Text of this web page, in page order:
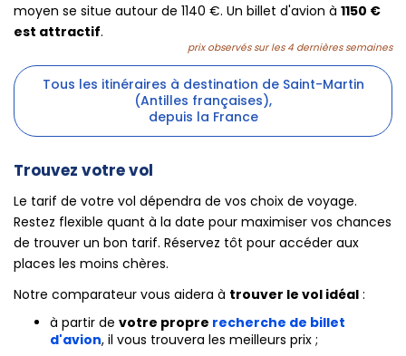
moyen se situe autour de 1140 €. Un billet d'avion à 1150 €
est attractif.
prix observés sur les 4 dernières semaines
Tous les itinéraires à destination de Saint-Martin
(Antilles françaises),
depuis la France
Trouvez votre vol
Le tarif de votre vol dépendra de vos choix de voyage.
Restez flexible quant à la date pour maximiser vos chances
de trouver un bon tarif. Réservez tôt pour accéder aux
places les moins chères.
Notre comparateur vous aidera à trouver le vol idéal :
à partir de votre propre recherche de billet
d'avion, il vous trouvera les meilleurs prix ;